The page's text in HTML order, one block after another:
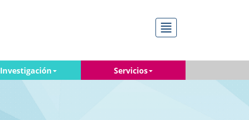
Menú
Investigación Servicios